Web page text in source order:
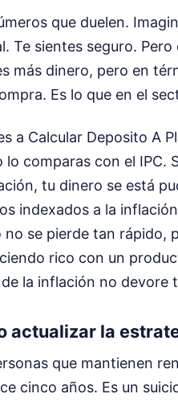
que duelen.
Te sientes seguro.
más dinero, pero en
Es lo que en el
a Calcular Deposito A
lo comparas con el
tu dinero se está
indexados a la
no se pierde tan rápido,
rico con un
la inflación no devore
actualizar la
que mantienen
cinco años. Es un